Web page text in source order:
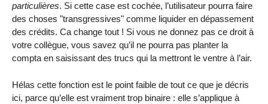
particulières. Si cette case est cochée, l’utilisateur pourra faire
des choses "transgressives" comme liquider en dépassement
des crédits. Ca change tout ! Si vous ne donnez pas ce droit à
votre collègue, vous savez qu’il ne pourra pas planter la
compta en saisissant des trucs qui la mettront le ventre à l’air.
Hélas cette fonction est le point faible de tout ce que je décris
ici, parce qu’elle est vraiment trop binaire : elle s’applique à